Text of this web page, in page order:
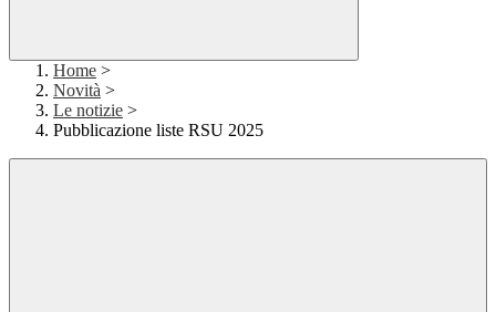
Home >
Novità >
Le notizie >
Pubblicazione liste RSU 2025